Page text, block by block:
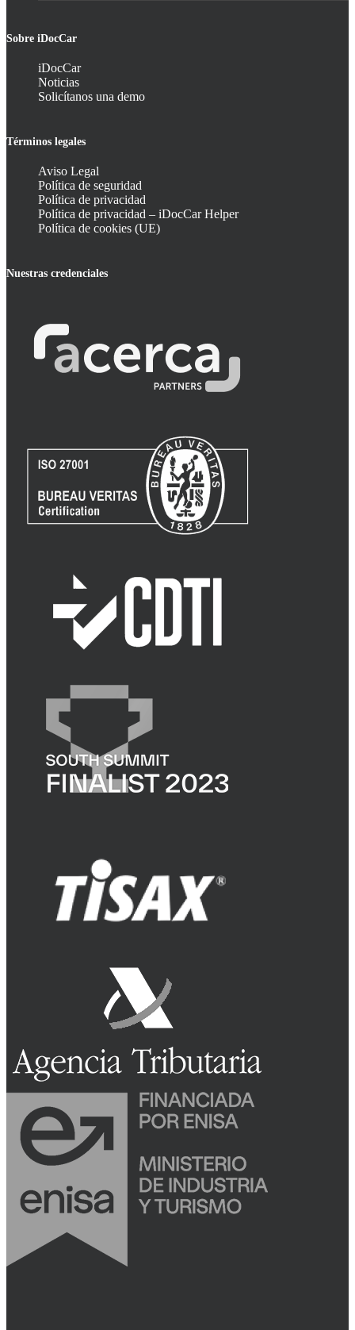
Sobre iDocCar
iDocCar
Noticias
Solicítanos una demo
Términos legales
Aviso Legal
Política de seguridad
Política de privacidad
Política de privacidad – iDocCar Helper
Política de cookies (UE)
Nuestras credenciales